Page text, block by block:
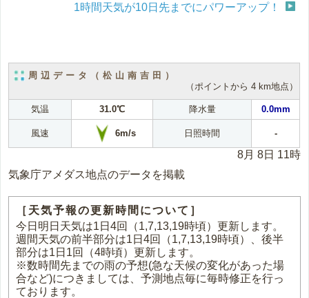
1時間天気が10日先までにパワーアップ！
周辺データ（松山南吉田）
（ポイントから 4 km地点）
気温 31.0℃ 降水量 0.0mm
風速 6m/s 日照時間 -
8月 8日 11時
気象庁アメダス地点のデータを掲載
［天気予報の更新時間について］
今日明日天気は1日4回（1,7,13,19時頃）更新します。
週間天気の前半部分は1日4回（1,7,13,19時頃）、後半
部分は1日1回（4時頃）更新します。
※数時間先までの雨の予想(急な天候の変化があった場
合など)につきましては、予測地点毎に毎時修正を行っ
ております。